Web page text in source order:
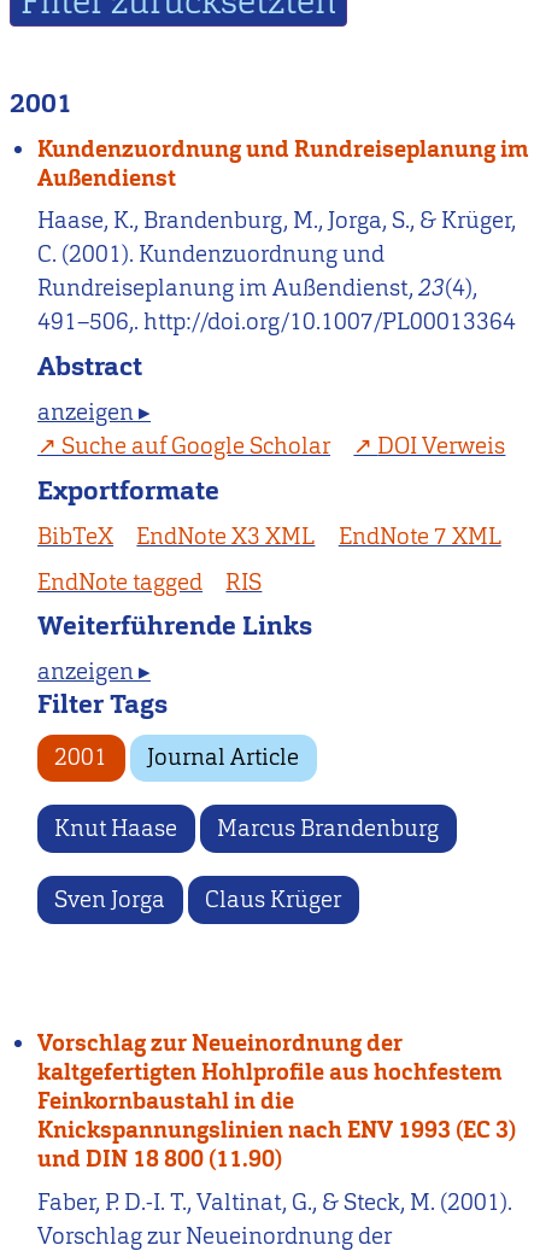
2001
Kundenzuordnung und Rundreiseplanung im
Außendienst
Haase, K., Brandenburg, M., Jorga, S., & Krüger,
C. (2001). Kundenzuordnung und
Rundreiseplanung im Außendienst,23(4),
491–506,. http://doi.org/10.1007/PL00013364
Abstract
anzeigen ▸
Suche auf Google Scholar
DOI Verweis
Exportformate
BibTeX EndNote X3 XML
EndNote 7 XML
EndNote tagged
RIS
Weiterführende Links
anzeigen ▸
Filter Tags
2001 Journal Article
Knut Haase Marcus Brandenburg
Sven Jorga Claus Krüger
Vorschlag zur Neueinordnung der
kaltgefertigten Hohlprofile aus hochfestem
Feinkornbaustahl in die
Knickspannungslinien nach ENV 1993 (EC 3)
und DIN 18 800 (11.90)
Faber, P. D.-I. T., Valtinat, G., & Steck, M. (2001).
Vorschlag zur Neueinordnung der